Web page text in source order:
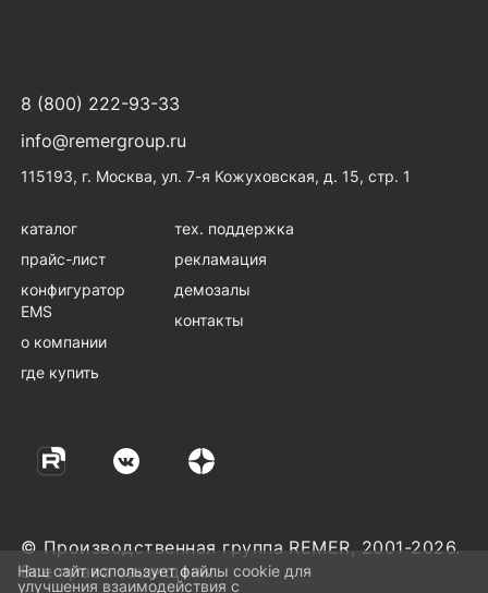
8 (800) 222-93-33
info@remergroup.ru
115193, г. Москва, ул. 7-я Кожуховская, д. 15, стр. 1
каталог
прайс-лист
конфигуратор
EMS
о компании
где купить
тех. поддержка
рекламация
демозалы
контакты
© Производственная группа REMER, 2001-2026.
Все права защищены.
Наш сайт использует файлы cookie для
улучшения взаимодействия с